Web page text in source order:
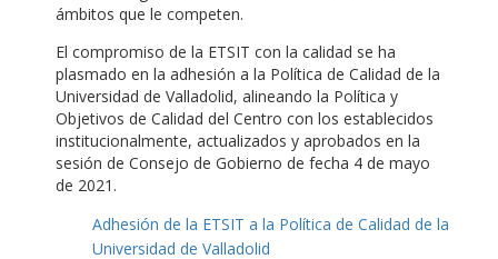
ámbitos que le competen.
El compromiso de la ETSIT con la calidad se ha
plasmado en la adhesión a la Política de Calidad de la
Universidad de Valladolid, alineando la Política y
Objetivos de Calidad del Centro con los establecidos
institucionalmente, actualizados y aprobados en la
sesión de Consejo de Gobierno de fecha 4 de mayo
de 2021.
Adhesión de la ETSIT a la Política de Calidad de la
Universidad de Valladolid